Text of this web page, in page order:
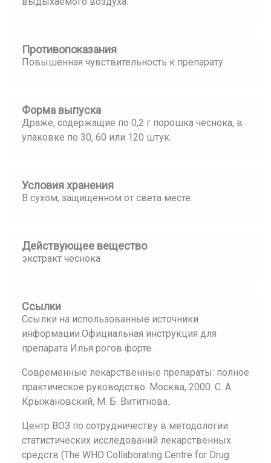
Противопоказания
Повышенная чувствительность к препарату.
Форма выпуска
Драже, содержащие по 0,2 г порошка чеснока, в
упаковке по 30, 60 или 120 штук.
Условия хранения
В сухом, защищенном от света месте.
Действующее вещество
экстракт чеснока
Ссылки
Ссылки на использованные источники
информации.Официальная инструкция для
препарата Илья рогов форте.
Современные лекарственные препараты: полное
практическое руководство. Москва, 2000. С. А.
Крыжановский, М. Б. Вититнова.
Центр ВОЗ по сотрудничеству в методологии
статистических исследований лекарственных
средств (The WHO Collaborating Centre for Drug